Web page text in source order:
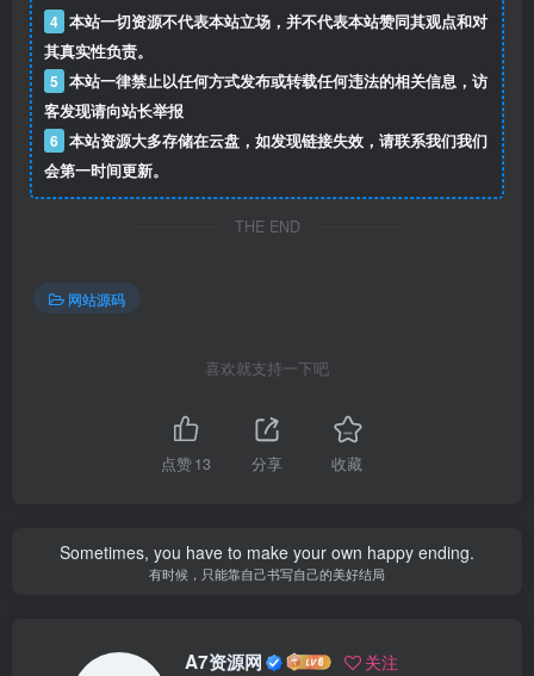
4 本站一切资源不代表本站立场，并不代表本站赞同其观点和对
其真实性负责。
5 本站一律禁止以任何方式发布或转载任何违法的相关信息，访
客发现请向站长举报
6 本站资源大多存储在云盘，如发现链接失效，请联系我们我们
会第一时间更新。
THE END
网站源码
喜欢就支持一下吧
点赞13 分享 收藏
Sometimes, you have to make your own happy ending.
有时候，只能靠自己书写自己的美好结局
A7资源网 关注